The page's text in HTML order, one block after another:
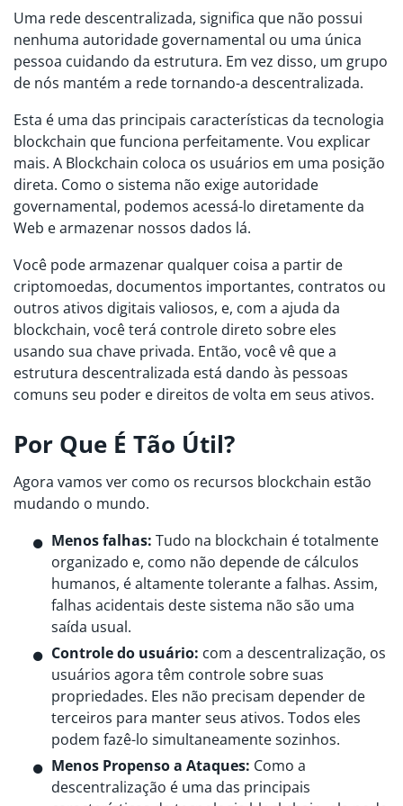
Uma rede descentralizada, significa que não possui
nenhuma autoridade governamental ou uma única
pessoa cuidando da estrutura. Em vez disso, um grupo
de nós mantém a rede tornando-a descentralizada.
Esta é uma das principais características da tecnologia
blockchain que funciona perfeitamente. Vou explicar
mais. A Blockchain coloca os usuários em uma posição
direta. Como o sistema não exige autoridade
governamental, podemos acessá-lo diretamente da
Web e armazenar nossos dados lá.
Você pode armazenar qualquer coisa a partir de
criptomoedas, documentos importantes, contratos ou
outros ativos digitais valiosos, e, com a ajuda da
blockchain, você terá controle direto sobre eles
usando sua chave privada. Então, você vê que a
estrutura descentralizada está dando às pessoas
comuns seu poder e direitos de volta em seus ativos.
Por Que É Tão Útil?
Agora vamos ver como os recursos blockchain estão
mudando o mundo.
Menos falhas: Tudo na blockchain é totalmente
organizado e, como não depende de cálculos
humanos, é altamente tolerante a falhas. Assim,
falhas acidentais deste sistema não são uma
saída usual.
Controle do usuário: com a descentralização, os
usuários agora têm controle sobre suas
propriedades. Eles não precisam depender de
terceiros para manter seus ativos. Todos eles
podem fazê-lo simultaneamente sozinhos.
Menos Propenso a Ataques: Como a
descentralização é uma das principais